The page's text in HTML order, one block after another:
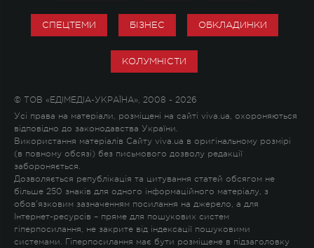
СПЕЦТЕМИ БІЗНЕС ОБКЛАДИНКИ
КОЛУМНІСТИ
© ТОВ «ЕДІМЕДІА-УКРАЇНА», 2008 - 2026
Усі права на матеріали, розміщені на сайті viva.ua, охороняються
відповідно до законодавства України.
Використання матеріалів Сайту viva.ua в оригінальному розмірі
(в повному обсязі) без письмового дозволу редакції
забороняється.
Дозволяється републікація та цитування статей обсягом не
більше 250 знаків для одного інформаційного матеріалу, з
обов'язковим зазначенням посилання на джерело, а для
Інтернет-ресурсів – пряме для пошукових систем
гіперпосилання, не закрите від індексації пошуковими
системами. Гіперпосилання має бути розміщене в підзаголовку